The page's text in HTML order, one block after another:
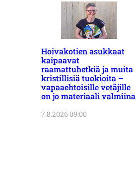
Hoivakotien asukkaat
kaipaavat
raamattuhetkiä ja muita
kristillisiä tuokioita –
vapaaehtoisille vetäjille
on jo materiaali valmiina
7.8.2026 09:00